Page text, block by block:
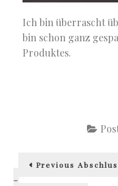
Ich bin überrascht
bin schon ganz
Produktes.
Previous
Previous
–